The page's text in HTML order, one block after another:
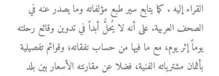
القراء إليه . كما يتابع سير طبع مؤلفاته وما يصدر عنه في
الصحف العربية. على أنه لا يُحلُّ أبداً في تدوين وقائع رحلته
يوماً إثر يوم، مع ما فيها من حساب نفقاته، وقوائم تفصيلية
بأثمان مشترياته الفنية، فضلا عن مقارنته الأسعار بين بلد